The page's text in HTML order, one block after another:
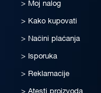
Moj nalog
Kako kupovati
Načini plaćanja
Isporuka
Reklamacije